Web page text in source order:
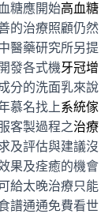
糖應開始高血糖
的治療照顧仍然
醫藥研究所另提
發各式機牙冠增
分的洗面乳來說
慕名找上系統傢
客製過程之治療
及評估與建議沒
果及痊癒的機會
給太晚治療只能
譜通通免費看世